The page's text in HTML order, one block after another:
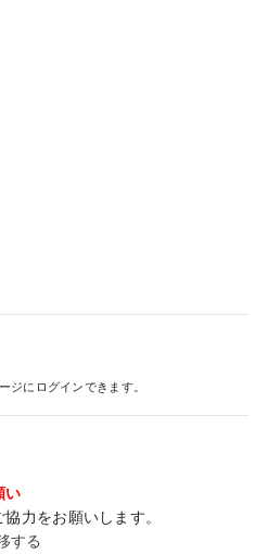
ジにログインできます。
い
力をお願いします。
する